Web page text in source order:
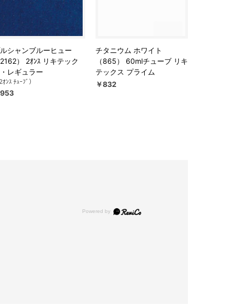
シャンブルーヒュー
） 2ｵﾝｽ リキテック
レギュラー
ﾝｽ ﾁｭｰﾌﾞ）
チタニウム ホワイト
（865） 60mlチューブ リキ
テックス プライム
￥832